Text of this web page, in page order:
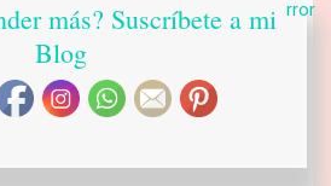
más? Suscríbete a mi
Blog